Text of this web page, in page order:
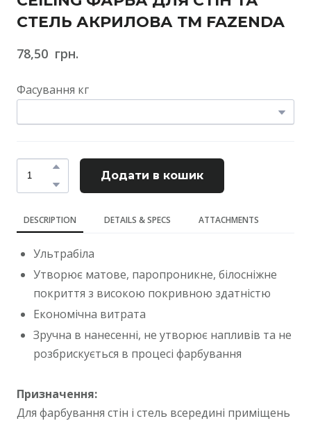
СТЕЛЬ АКРИЛОВА ТМ FAZENDA
78,50  грн.
Фасування кг
Додати в кошик
DESCRIPTION DETAILS & SPECS ATTACHMENTS
Ультрабіла
Утворює матове, паропроникне, білосніжне
покриття з високою покривною здатністю
Економічна витрата
Зручна в нанесенні, не утворює напливів та не
розбрискується в процесі фарбування
Призначення:
Для фарбування стін і стель всередині приміщень